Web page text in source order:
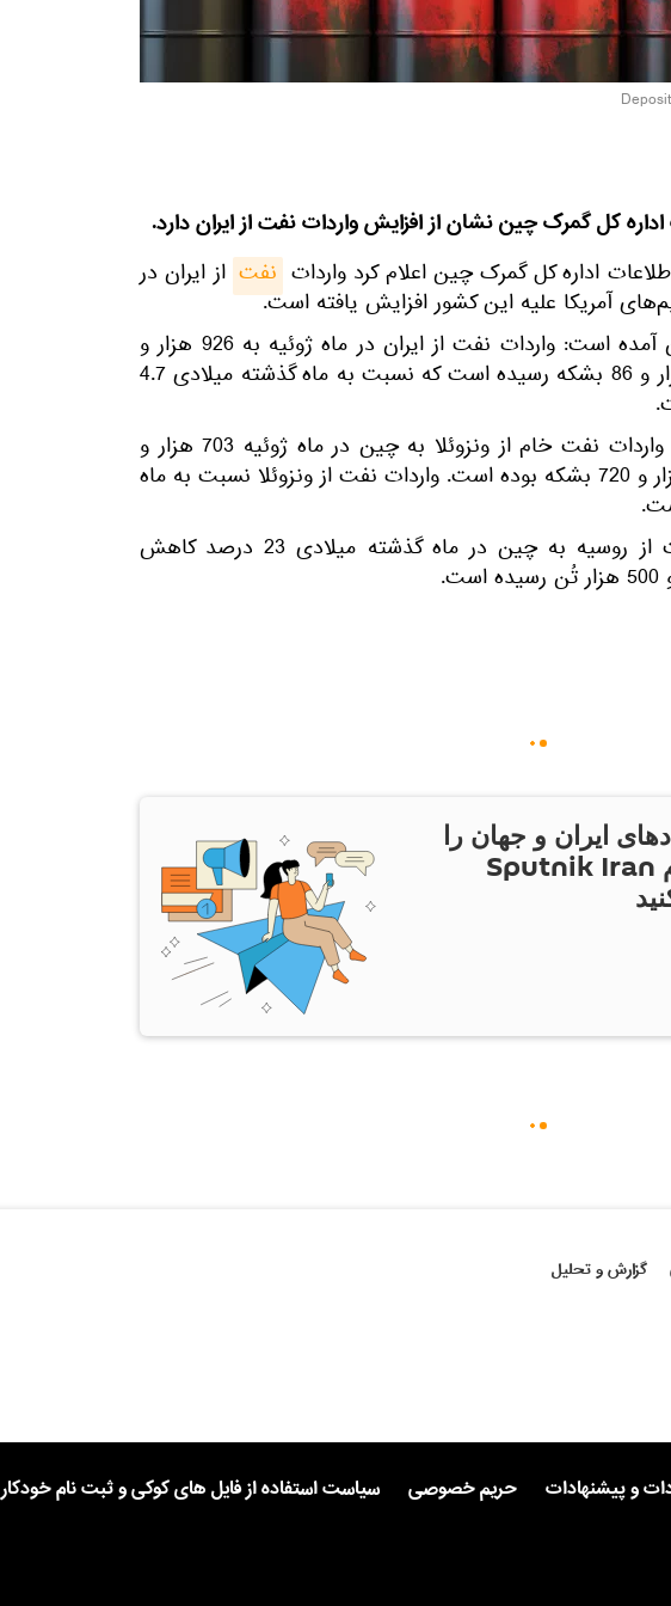
کل گمرک چین نشان از افزایش واردات نفت از ایران دارد.
اداره کل گمرک چین اعلام کرد واردات نفت از ایران در
آمریکا علیه این کشور افزایش یافته است.
در اطلاعیه گمرک چین آمده است: واردات نفت از ایران در ماه ژوئیه به 926 هزار و
119 تُن معادل 218 هزار و 86 بشکه رسیده است که نسبت به ماه گذشته میلادی 4.7
در همین حال، میزان واردات نفت خام از ونزوئلا به چین در ماه ژوئیه 703 هزار و
742 تُن معادل 165 هزار و 720 بشکه بوده است. واردات نفت از ونزوئلا نسبت به ماه
همچنین، واردات نفت از روسیه به چین در ماه گذشته میلادی 23 درصد کاهش
ایران و جهان را
از صفحه تلگرام Sputnik Iran
گزارش و تحلیل
و پیشنهادات حریم خصوصی سیاست استفاده از فایل های کوکی و ثبت نام خودکار